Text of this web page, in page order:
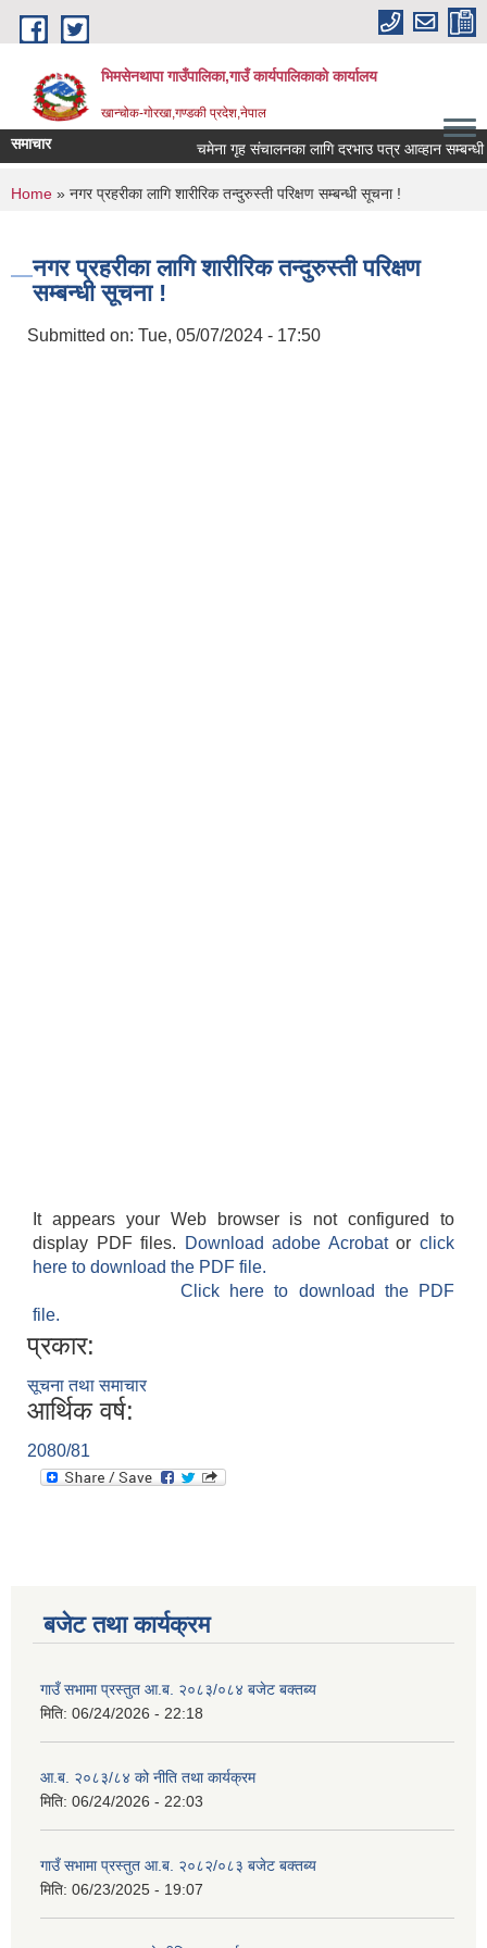
Skip to main content
भिमसेनथापा गाउँपालिका,गाउँ कार्यपालिकाकाे कार्यालय
खान्चोक-गाेरखा,गण्डकी प्रदेश,नेपाल
समाचार चमेना गृह संचालनका लागि दरभाउ पत्र आव्हान सम्बन्धी
You are here
Home » नगर प्रहरीका लागि शारीरिक तन्दुरुस्ती परिक्षण सम्बन्धी सूचना !
नगर प्रहरीका लागि शारीरिक तन्दुरुस्ती परिक्षण
सम्बन्धी सूचना !
Submitted on: Tue, 05/07/2024 - 17:50
It appears your Web browser is not configured to
display PDF files.
Download adobe Acrobatorclick
here to download the PDF file.
Click here to download the PDF
file.
प्रकार:
सूचना तथा समाचार
आर्थिक वर्ष:
2080/81
बजेट तथा कार्यक्रम
गाउँ सभामा प्रस्तुत आ.ब. २०८३/०८४ बजेट बक्तब्य
मिति: 06/24/2026 - 22:18
आ.ब. २०८३/८४ को नीति तथा कार्यक्रम
मिति: 06/24/2026 - 22:03
गाउँ सभामा प्रस्तुत आ.ब. २०८२/०८३ बजेट बक्तब्य
मिति: 06/23/2025 - 19:07